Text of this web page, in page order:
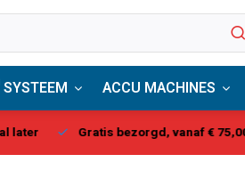
ACCU MACHINES
Gratis bezorgd, vanaf € 75,00